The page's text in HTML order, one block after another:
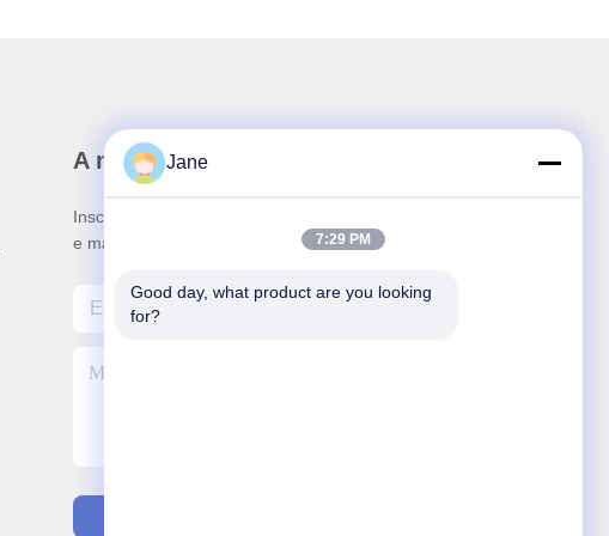
A nossa newsletter
Inscreva-se no nosso boletim informativo para obter descontos
e mais.
Jane
7:29 PM
Good day, what product are you looking
for?